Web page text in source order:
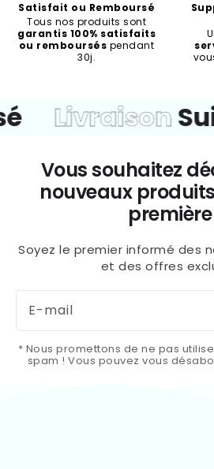
Satisfait ou Remboursé
Tous nos produits sont
garantis 100% satisfaits
ou remboursés pendant
30j.
Livraison
Vous souhaitez
nouveaux
première
Soyez le premier informé des
et des offres
E-mail
* Nous promettons de ne pas
spam ! Vous pouvez vous